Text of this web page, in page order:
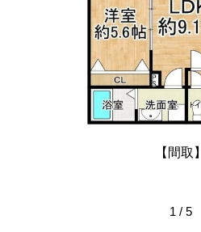
【間取】
1 / 5